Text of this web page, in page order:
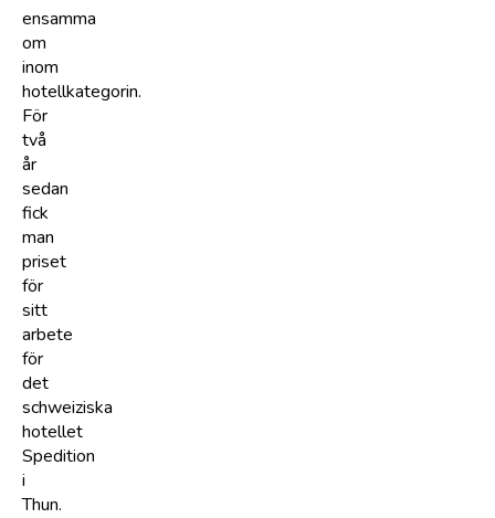
ensamma
om
inom
hotellkategorin.
För
två
år
sedan
fick
man
priset
för
sitt
arbete
för
det
schweiziska
hotellet
Spedition
i
Thun.